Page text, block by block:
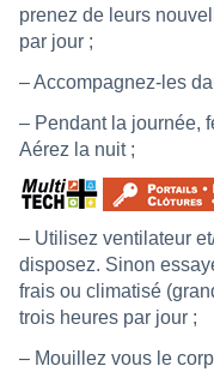
prenez de leurs
par jour ;
– Accompagnez-les
– Pendant la journée,
Aérez la nuit ;
– Utilisez ventilateur
disposez. Sinon
frais ou climatisé
trois heures par jour ;
– Mouillez vous le